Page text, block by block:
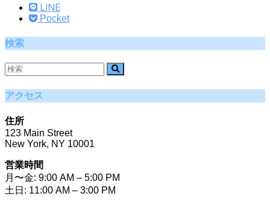
LINE
Pocket
検索
アクセス
住所
123 Main Street
New York, NY 10001
営業時間
月〜金: 9:00 AM – 5:00 PM
土日: 11:00 AM – 3:00 PM